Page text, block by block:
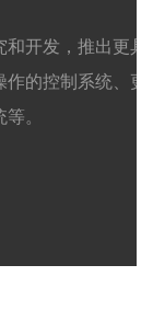
和开发，推出更具
作的控制系统、更
。